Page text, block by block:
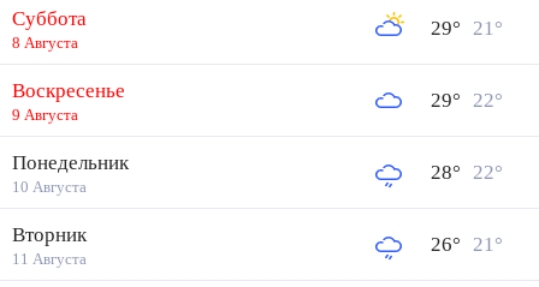
Суббота
8 Августа
29° 21°
Воскресенье
9 Августа
29° 22°
Понедельник
10 Августа
28° 22°
Вторник
11 Августа
26° 21°